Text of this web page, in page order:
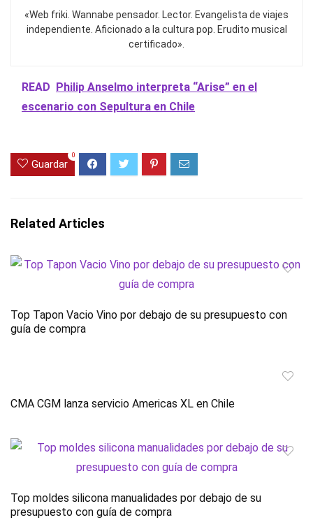
«Web friki. Wannabe pensador. Lector. Evangelista de viajes
independiente. Aficionado a la cultura pop. Erudito musical
certificado».
READ Philip Anselmo interpreta “Arise” en el
escenario con Sepultura en Chile
Guardar
0
Related Articles
Top Tapon Vacio Vino por debajo de su presupuesto con
guía de compra
CMA CGM lanza servicio Americas XL en Chile
Top moldes silicona manualidades por debajo de su
presupuesto con guía de compra